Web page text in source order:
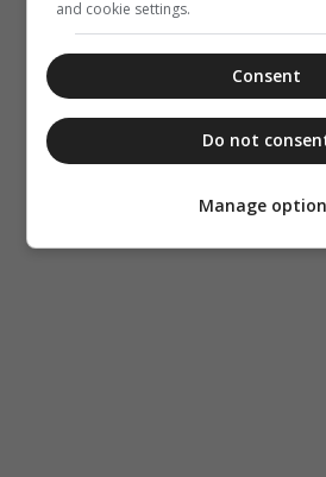
and cookie settings.
Consent
Do not
Manage